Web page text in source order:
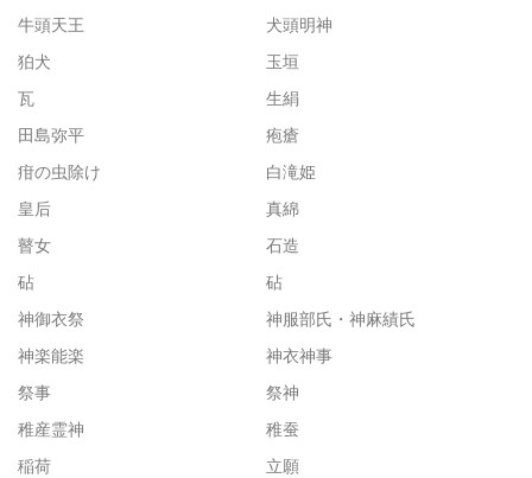
牛頭天王
犬頭明神
狛犬
玉垣
瓦
生絹
田島弥平
疱瘡
疳の虫除け
白滝姫
皇后
真綿
瞽女
石造
砧
砧
神御衣祭
神服部氏・神麻績氏
神楽能楽
神衣神事
祭事
祭神
稚産霊神
稚蚕
稲荷
立願